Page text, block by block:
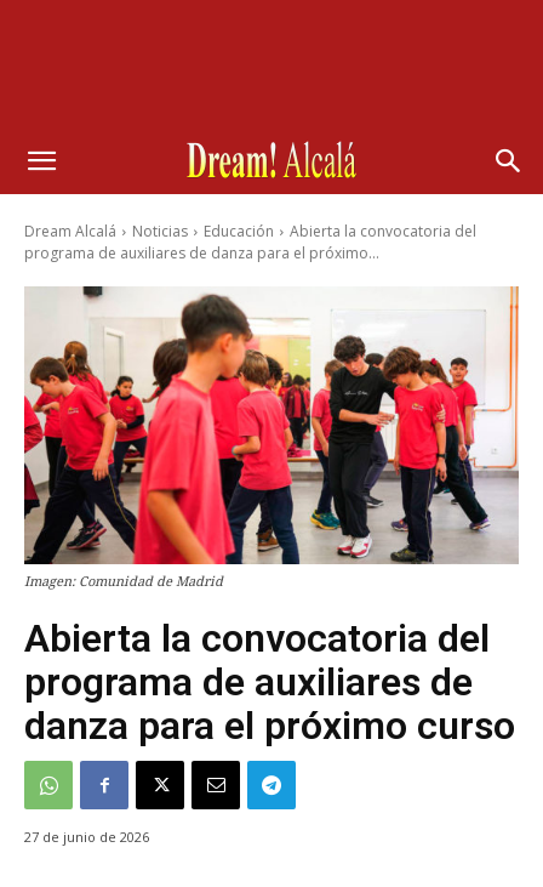
Dream Alcalá Noticias Educación
Abierta la convocatoria del
programa de auxiliares de danza para el próximo...
Imagen: Comunidad de Madrid
Abierta la convocatoria del
programa de auxiliares de
danza para el próximo curso
27 de junio de 2026